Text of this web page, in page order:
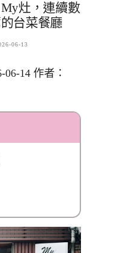
My灶，連續數
台菜餐廳
06-13
14 作者：